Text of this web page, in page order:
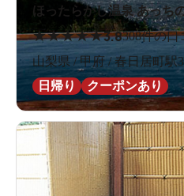
ほったらかし温泉 あっち
★★★★★3.8308件の口
山梨県 / 甲府 / 春日居町駅
日帰り
クーポンあり